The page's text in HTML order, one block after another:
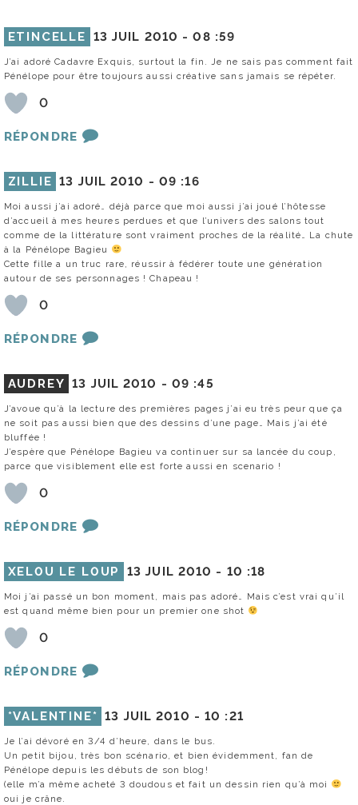
ETINCELLE 13 JUIL 2010 -08 :59
J’ai adoré Cadavre Exquis, surtout la fin. Je ne sais pas comment fait
Pénélope pour être toujours aussi créative sans jamais se répéter.
0
RÉPONDRE
ZILLIE 13 JUIL 2010 - 09 :16
Moi aussi j’ai adoré… déjà parce que moi aussi j’ai joué l’hôtesse
d’accueil à mes heures perdues et que l’univers des salons tout
comme de la littérature sont vraiment proches de la réalité… La chute
à la Pénélope Bagieu
Cette fille a un truc rare, réussir à fédérer toute une génération
autour de ses personnages ! Chapeau !
0
RÉPONDRE
AUDREY 13 JUIL 2010 - 09 :45
J’avoue qu’à la lecture des premières pages j’ai eu très peur que ça
ne soit pas aussi bien que des dessins d’une page… Mais j’ai été
bluffée !
J’espère que Pénélope Bagieu va continuer sur sa lancée du coup,
parce que visiblement elle est forte aussi en scenario !
0
RÉPONDRE
XEL0U LE L0UP 13 JUIL 2010 - 10 :18
Moi j’ai passé un bon moment, mais pas adoré… Mais c’est vrai qu’il
est quand même bien pour un premier one shot
0
RÉPONDRE
*VALENTINE* 13 JUIL 2010 -10 :21
Je l’ai dévoré en 3/4 d’heure, dans le bus.
Un petit bijou, très bon scénario, et bien évidemment, fan de
Pénélope depuis les débuts de son blog!
(elle m’a même acheté 3 doudous et fait un dessin rien qu’à moi
oui je crâne.